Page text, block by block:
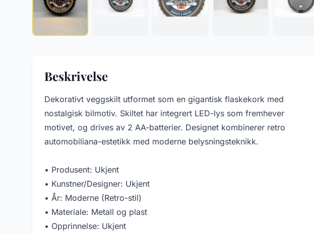
Beskrivelse
Dekorativt veggskilt utformet som en gigantisk flaskekork med
nostalgisk bilmotiv. Skiltet har integrert LED-lys som fremhever
motivet, og drives av 2 AA-batterier. Designet kombinerer retro
automobiliana-estetikk med moderne belysningsteknikk.
• Produsent: Ukjent
• Kunstner/Designer: Ukjent
• År: Moderne (Retro-stil)
• Materiale: Metall og plast
• Opprinnelse: Ukjent